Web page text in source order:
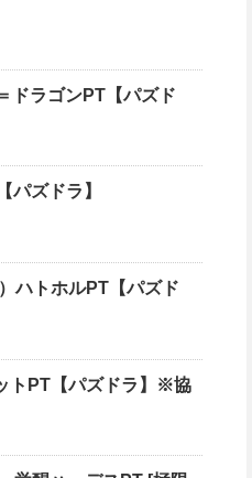
ドラゴンPT【パズド
ズドラ】
ハトホルPT【パズド
トPT【パズドラ】※協